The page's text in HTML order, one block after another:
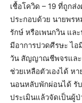
เชื้อโควิด – 19 ที่ถูกส่
ประกอบด้วย นายพรห
รักษ์ หรือเพนกวิน แล
มีอาการปวดศีรษะ ไอ
วัน สัญญาณชีพจรและ
ช่วยเหลือตัวเองได้ ห
นอนหลับพักผ่อนได้ รั
ประเมินแล้วจัดเป็นผู้